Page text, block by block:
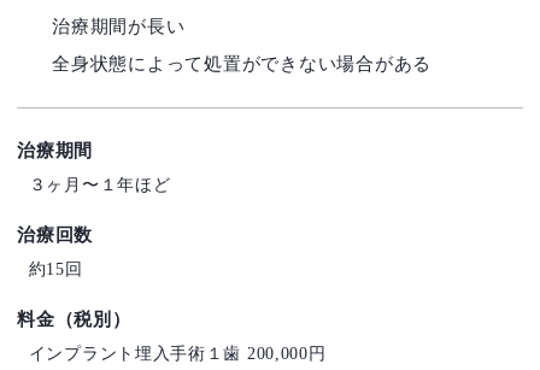
治療期間が長い
全身状態によって処置ができない場合がある
治療期間
３ヶ月〜１年ほど
治療回数
約15回
料金（税別）
インプラント埋入手術１歯 200,000円